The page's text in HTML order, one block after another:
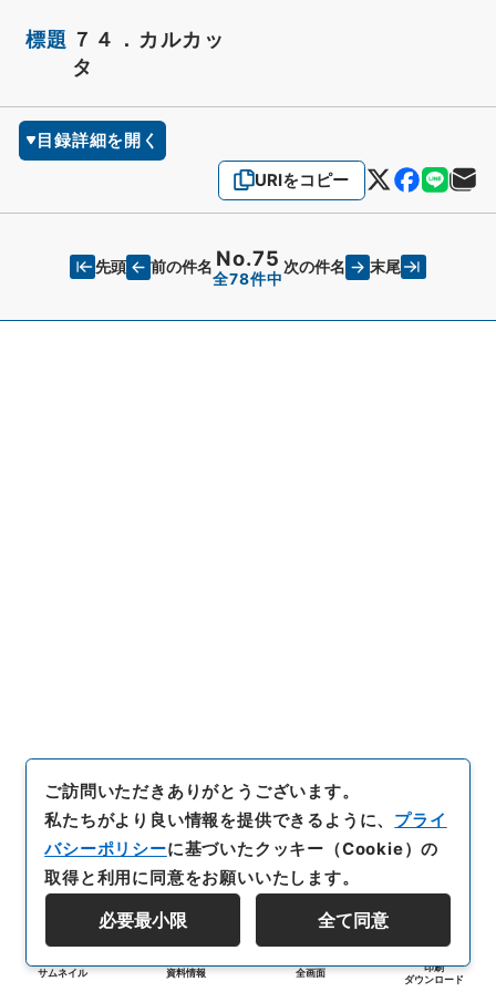
標題 ７４．カルカッ
タ
目録詳細を開く
URIをコピー
先頭 前の件名 No.75
全78件中
次の件名 末尾
サムネイル 資料情報 全画面
印刷
ダウンロード
ご訪問いただきありがとうございます。
私たちがより良い情報を提供できるように、 プライ
バシーポリシーに基づいたクッキー（Cookie）の
取得と利用に同意をお願いいたします。
必要最小限 全て同意